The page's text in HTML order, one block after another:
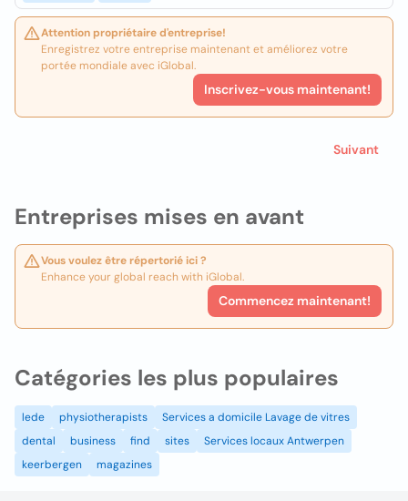
Entreprises mises en avant
Vous voulez être répertorié ici ?
Enhance your global reach with iGlobal.
Commencez maintenant!
Attention propriétaire d'entreprise!
Enregistrez votre entreprise maintenant et améliorez votre
portée mondiale avec iGlobal.
Inscrivez-vous maintenant!
Suivant
Catégories les plus populaires
lede physiotherapists
Services a domicile Lavage de vitres
dental
business find sites
Services locaux Antwerpen
keerbergen
magazines